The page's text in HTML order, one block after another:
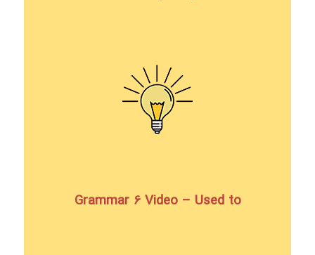
Grammar 6 Video – Used to